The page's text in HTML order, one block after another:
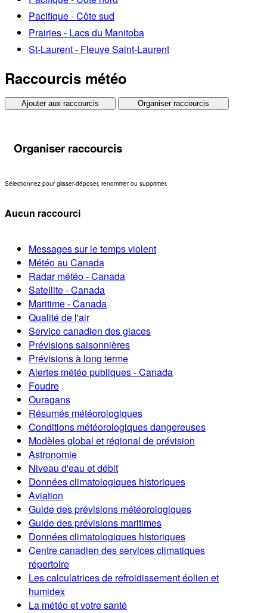
Pacifique - Côte sud
Prairies - Lacs du Manitoba
St-Laurent - Fleuve Saint-Laurent
Raccourcis météo
Ajouter aux raccourcis Organiser raccourcis
Organiser raccourcis
Sélectionnez pour glisser-déposer, renommer ou supprimer.
Aucun raccourci
Messages sur le temps violent
Météo au Canada
Radar météo - Canada
Satellite - Canada
Maritime - Canada
Qualité de l'air
Service canadien des glaces
Prévisions saisonnières
Prévisions à long terme
Alertes météo publiques - Canada
Foudre
Ouragans
Résumés météorologiques
Conditions météorologiques dangereuses
Modèles global et régional de prévision
Astronomie
Niveau d'eau et débit
Données climatologiques historiques
Aviation
Guide des prévisions météorologiques
Guide des prévisions maritimes
Données climatologiques historiques
Centre canadien des services climatiques
répertoire
Les calculatrices de refroidissement éolien et
humidex
La météo et votre santé